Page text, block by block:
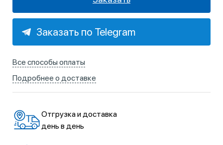
Заказать по Telegram
Все способы оплаты
Подробнее о доставке
Отгрузка и доставка
день в день